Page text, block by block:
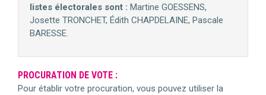
listes électorales sont : Martine GOESSENS,
Josette TRONCHET, Édith CHAPDELAINE, Pascale
BARESSE.
PROCURATION DE VOTE :
Pour établir votre procuration, vous pouvez utiliser la